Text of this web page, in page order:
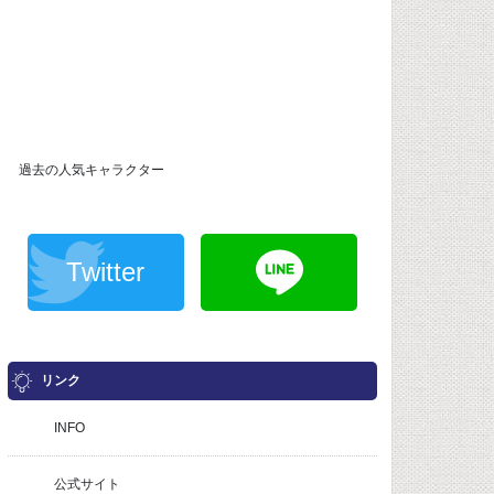
過去の人気キャラクター
Twitter
リンク
INFO
公式サイト